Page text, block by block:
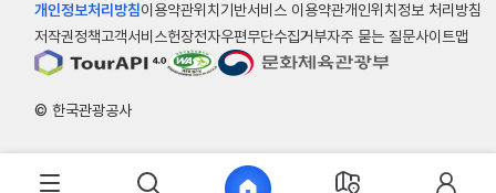
개인정보처리방침이용약관위치기반서비스 이용약관개인위치정보 처리방침
저작권정책고객서비스헌장전자우편무단수집거부자주 묻는 질문사이트맵
© 한국관광공사